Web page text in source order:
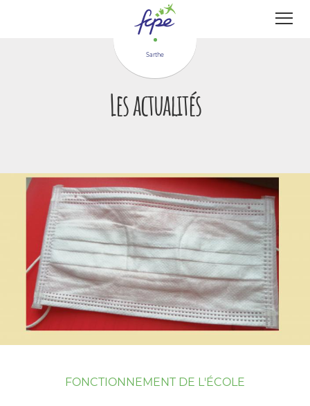
Sarthe
Les actualités
FONCTIONNEMENT DE L'ÉCOLE
Panneau de gestion des cookies